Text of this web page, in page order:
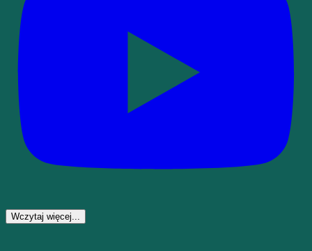
Wczytaj więcej...